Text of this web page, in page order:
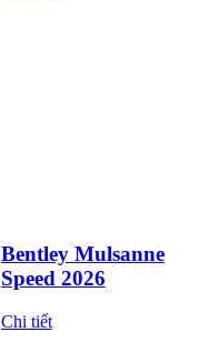
Bentley Mulsanne
Speed 2026
Chi tiết